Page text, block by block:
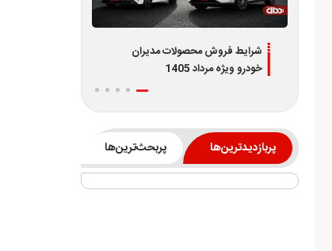
شرایط فروش محصولات مدیران
خودرو ویژه مرداد 1405
پربازدیدترین‌ها پربحث‌ترین‌ها